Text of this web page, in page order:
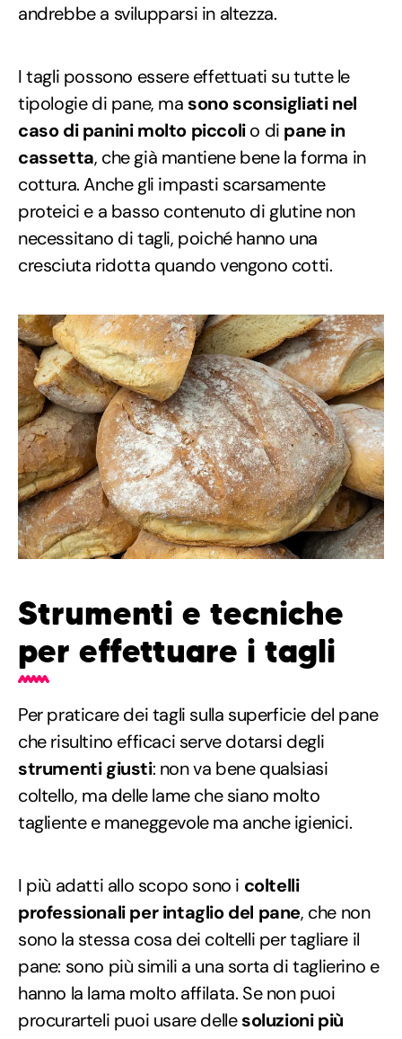
andrebbe a svilupparsi in altezza.
I tagli possono essere effettuati su tutte le
tipologie di pane, ma sono sconsigliati nel
caso di panini molto piccolio di pane in
cassetta, che già mantiene bene la forma in
cottura. Anche gli impasti scarsamente
proteici e a basso contenuto di glutine non
necessitano di tagli, poiché hanno una
cresciuta ridotta quando vengono cotti.
Strumenti e tecniche
per effettuare i tagli
Per praticare dei tagli sulla superficie del pane
che risultino efficaci serve dotarsi degli
strumenti giusti: non va bene qualsiasi
coltello, ma delle lame che siano molto
tagliente e maneggevole ma anche igienici.
I più adatti allo scopo sono i coltelli
professionali per intaglio del pane, che non
sono la stessa cosa dei coltelli per tagliare il
pane: sono più simili a una sorta di taglierino e
hanno la lama molto affilata. Se non puoi
procurarteli puoi usare dellesoluzioni più